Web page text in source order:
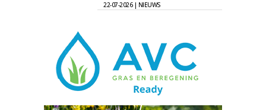
22-07-2026 | NIEUWS